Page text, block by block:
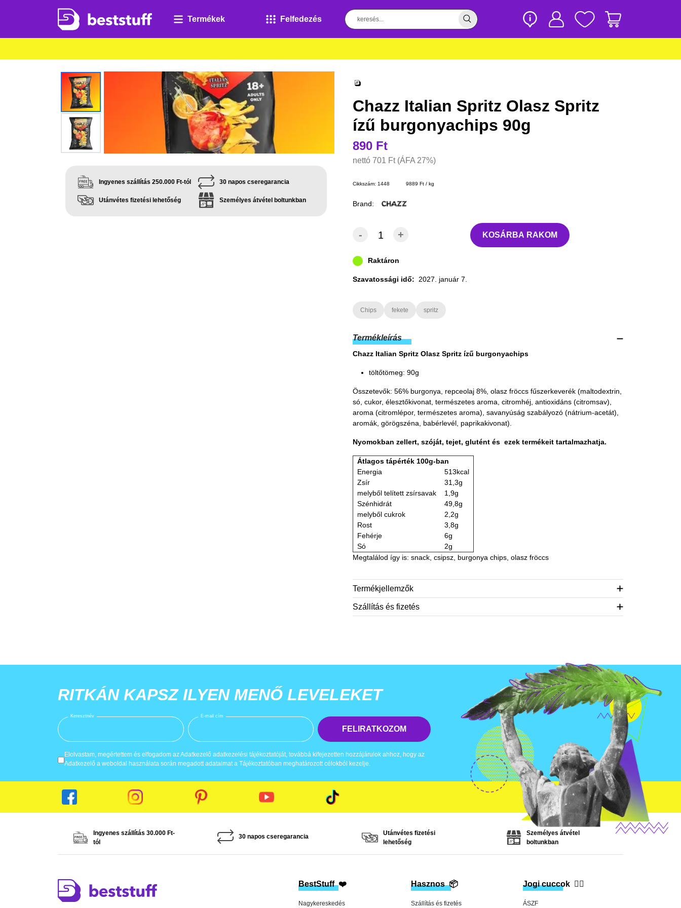
Termékek Felfedezés
Ingyenes szállítás 250.000 Ft-tól
Utánvétes fizetési lehetőség
30 napos cseregarancia
Személyes átvétel boltunkban
Chazz Italian Spritz Olasz Spritz
ízű burgonyachips 90g
890 Ft
nettó 701 Ft (ÁFA 27%)
Cikkszám: 1448 9889 Ft / kg
Brand:
- + KOSÁRBA RAKOM
Raktáron
Szavatossági idő: 2027. január 7.
Chips fekete spritz
Termékleírás
Chazz Italian Spritz Olasz Spritz ízű burgonyachips
töltőtömeg: 90g
Összetevők: 56% burgonya, repceolaj 8%, olasz fröccs fűszerkeverék (maltodextrin,
só, cukor, élesztőkivonat, természetes aroma, citromhéj, antioxidáns (citromsav),
aroma (citromlépor, természetes aroma), savanyúság szabályozó (nátrium-acetát),
aromák, görögszéna, babérlevél, paprikakivonat).
Nyomokban zellert, szóját, tejet, glutént és ezek termékeit tartalmazhatja.
Átlagos tápérték 100g-ban
Energia
513kcal
Zsír
31,3g
melyből telített zsírsavak
1,9g
Szénhidrát
49,8g
melyből cukrok
2,2g
Rost
3,8g
Fehérje
6g
Só
2g
Megtalálod így is: snack, csipsz, burgonya chips, olasz fröccs
Termékjellemzők
Szállítás és fizetés
RITKÁN KAPSZ ILYEN MENŐ LEVELEKET
Keresztnév E-mail cím
FELIRATKOZOM
Elolvastam, megértettem és elfogadom az Adatkezelő adatkezelési tájékoztatóját, továbbá kifejezetten hozzájárulok ahhoz, hogy az
Adatkezelő a weboldal használata során megadott adataimat a Tájékoztatóban meghatározott célokból kezelje.
Ingyenes szállítás 30.000 Ft-
tól
30 napos cseregarancia
Utánvétes fizetési
lehetőség
Személyes átvétel
boltunkban
BestStuff ❤️
Nagykereskedés
Hasznos 📦
Szállítás és fizetés
Jogi cuccok 👨‍⚖️
ÁSZF